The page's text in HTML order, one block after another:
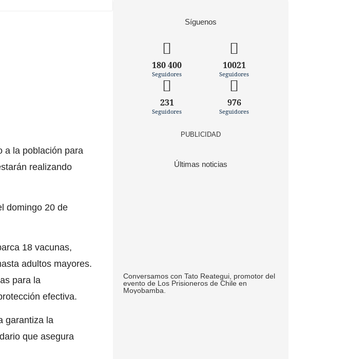
a la población para
realizando
domingo 20 de
18 vacunas,
adultos mayores.
para la
efectiva.
garantiza la
que asegura
Síguenos
180 400
Seguidores
231
Seguidores
10021
Seguidores
976
Seguidores
PUBLICIDAD
Últimas noticias
Conversamos con Tato Reategui, promotor del
evento de Los Prisioneros de Chile en
Moyobamba.